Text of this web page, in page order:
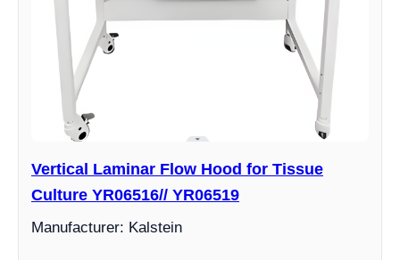
Vertical Laminar Flow Hood for Tissue
Culture YR06516// YR06519
Manufacturer: Kalstein